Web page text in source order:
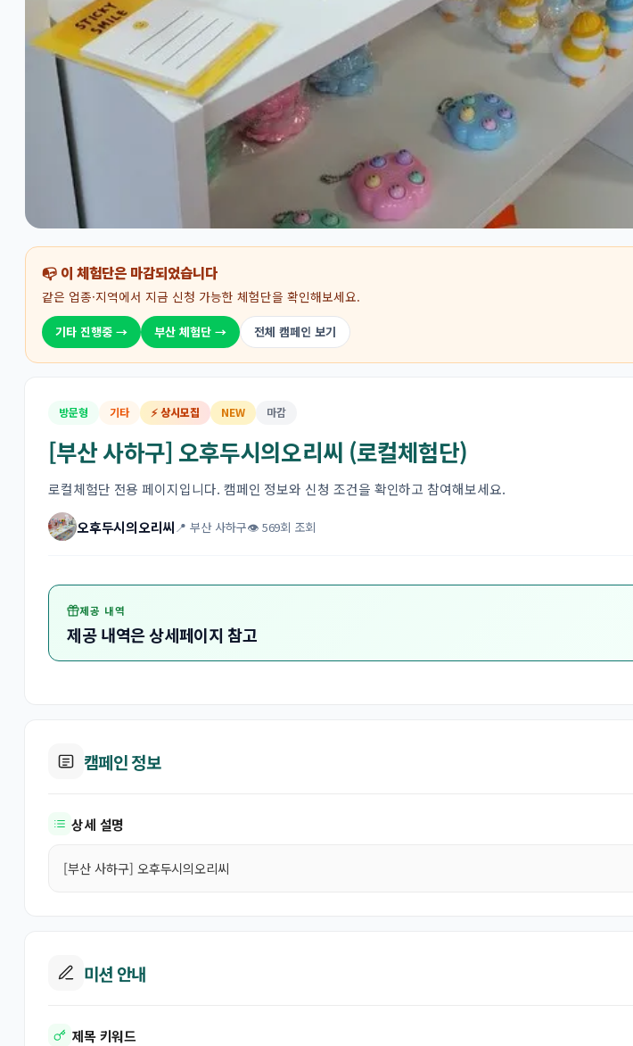
📭 이 체험단은 마감되었습니다
같은 업종·지역에서 지금 신청 가능한 체험단을 확인해보세요.
기타 진행중 → 부산 체험단 → 전체 캠페인 보기
방문형 기타 ⚡ 상시모집 NEW 마감
[부산 사하구] 오후두시의오리씨 (로컬체험단)
로컬체험단 전용 페이지입니다. 캠페인 정보와 신청 조건을 확인하고 참여해보세요.
오후두시의오리씨 📍 부산 사하구👁 569회 조회
제공 내역
제공 내역은 상세페이지 참고
캠페인 정보
상세 설명
[부산 사하구] 오후두시의오리씨
미션 안내
제목 키워드